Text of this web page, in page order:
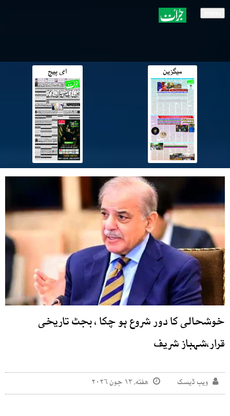
میگزین ای پیج
خوشحالی کا دور شروع ہو چکا ، بجٹ تاریخی
قرار،شہباز شریف
ویب ڈیسک هفته, ۱۳ جون ۲۰۲۶